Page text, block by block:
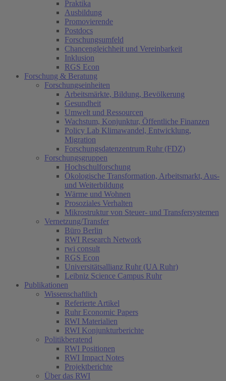
Praktika
Ausbildung
Promovierende
Postdocs
Forschungsumfeld
Chancengleichheit und Vereinbarkeit
Inklusion
RGS Econ
Forschung & Beratung
Forschungseinheiten
Arbeitsmärkte, Bildung, Bevölkerung
Gesundheit
Umwelt und Ressourcen
Wachstum, Konjunktur, Öffentliche Finanzen
Policy Lab Klimawandel, Entwicklung,
Migration
Forschungsdatenzentrum Ruhr (FDZ)
Forschungsgruppen
Hochschulforschung
Ökologische Transformation, Arbeitsmarkt, Aus-
und Weiterbildung
Wärme und Wohnen
Prosoziales Verhalten
Mikrostruktur von Steuer- und Transfersystemen
Vernetzung/Transfer
Büro Berlin
RWI Research Network
rwi consult
RGS Econ
Universitätsallianz Ruhr (UA Ruhr)
Leibniz Science Campus Ruhr
Publikationen
Wissenschaftlich
Referierte Artikel
Ruhr Economic Papers
RWI Materialien
RWI Konjunkturberichte
Politikberatend
RWI Positionen
RWI Impact Notes
Projektberichte
Über das RWI